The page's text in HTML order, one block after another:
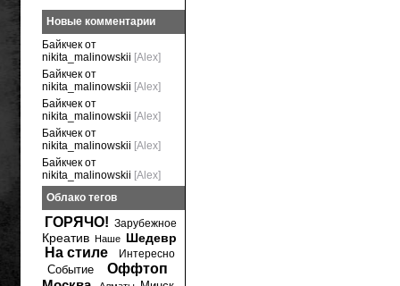
Новые комментарии
Байкчек от
nikita_malinowskii [Alex]
Байкчек от
nikita_malinowskii [Alex]
Байкчек от
nikita_malinowskii [Alex]
Байкчек от
nikita_malinowskii [Alex]
Байкчек от
nikita_malinowskii [Alex]
Облако тегов
ГОРЯЧО! Зарубежное
Креатив Наше Шедевр
На стиле Интересно
Событие
Оффтоп